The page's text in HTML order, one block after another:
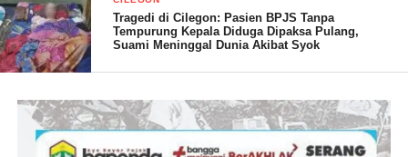
“Saya berharap dengan dibangun nya Posyandu yang sekarang
kita resmikan ini, mudah mudahan kedepan warga sekitar bisa
Hikmat.
Irul/RG
Tragedi di Cilegon: Pasien BPJS Tanpa
Tempurung Kepala Diduga Dipaksa Pulang,
Suami Meninggal Dunia Akibat Syok